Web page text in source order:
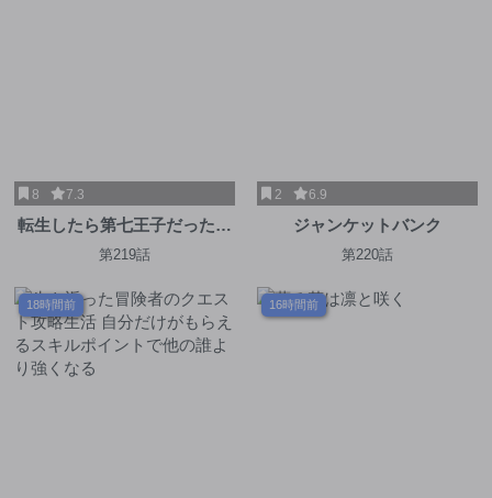
8 7.3
転生したら第七王子だったの
で、気ままに魔術を極めます
第219話
2 6.9
ジャンケットバンク
第220話
18時間前 16時間前